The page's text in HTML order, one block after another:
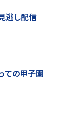
逃し配信
ての甲子園